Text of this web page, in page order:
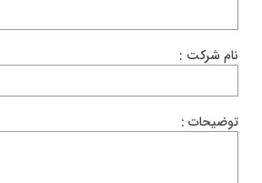
نام شرکت :
توضیحات :